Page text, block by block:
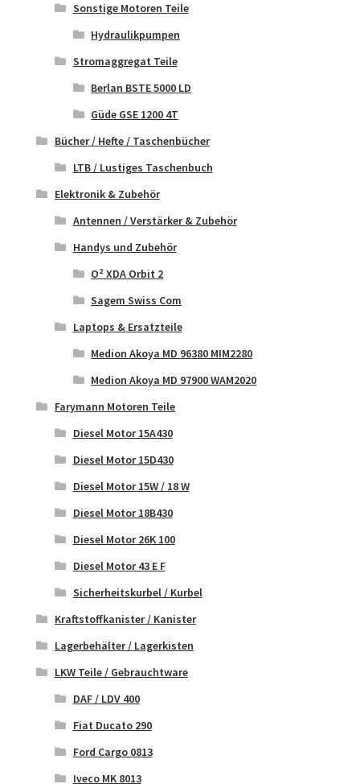
Sonstige Motoren Teile
Hydraulikpumpen
Stromaggregat Teile
Berlan BSTE 5000 LD
Güde GSE 1200 4T
Bücher / Hefte / Taschenbücher
LTB / Lustiges Taschenbuch
Elektronik & Zubehör
Antennen / Verstärker & Zubehör
Handys und Zubehör
O² XDA Orbit 2
Sagem Swiss Com
Laptops & Ersatzteile
Medion Akoya MD 96380 MIM2280
Medion Akoya MD 97900 WAM2020
Farymann Motoren Teile
Diesel Motor 15A430
Diesel Motor 15D430
Diesel Motor 15W / 18 W
Diesel Motor 18B430
Diesel Motor 26K 100
Diesel Motor 43 E F
Sicherheitskurbel / Kurbel
Kraftstoffkanister / Kanister
Lagerbehälter / Lagerkisten
LKW Teile / Gebrauchtware
DAF / LDV 400
Fiat Ducato 290
Ford Cargo 0813
Iveco MK 8013